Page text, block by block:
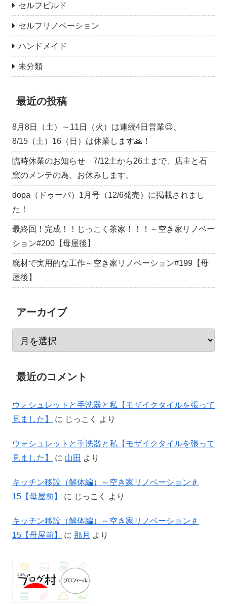
セルフビルド
セルフリノベーション
ハンドメイド
未分類
最近の投稿
8月8日（土）～11日（火）は連続4日営業😉、
8/15（土）16（日）は休業します🙇！
臨時休業のお知らせ 7/12土から26土まで、店主と石
窯のメンテの為、お休みします。
dopa（ドゥーパ）1月号（12/6発売）に掲載されまし
た！
最終回！完成！！じっこく茶家！！！～空き家リノベー
ション#200【母屋後】
廃材で実用的な工作～空き家リノベーション#199【母
屋後】
アーカイブ
最近のコメント
ウォシュレットと手洗器と私【モザイクタイルを張って
見ました】
に じっこく より
ウォシュレットと手洗器と私【モザイクタイルを張って
見ました】
に 山田 より
キッチン移設（解体編）～空き家リノベーション＃
15【母屋前】
に じっこく より
キッチン移設（解体編）～空き家リノベーション＃
15【母屋前】
に 那月 より